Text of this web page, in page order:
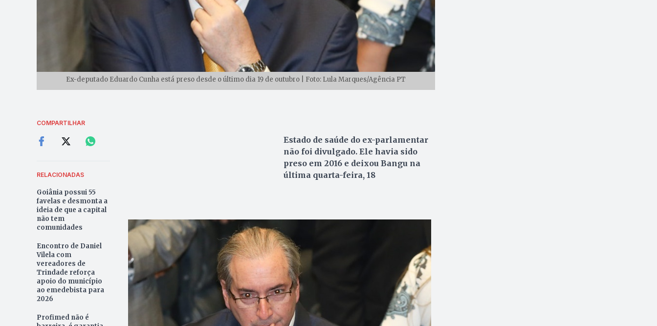
Ex-deputado Eduardo Cunha está preso desde o último dia 19 de outubro | Foto: Lula Marques/Agência PT
COMPARTILHAR
RELACIONADAS
Goiânia possui 55
favelas e desmonta a
ideia de que a capital
não tem
comunidades
Encontro de Daniel
Vilela com
vereadores de
Trindade reforça
apoio do município
ao emedebista para
2026
Profimed não é
Estado de saúde do ex-parlamentar
não foi divulgado. Ele havia sido
preso em 2016 e deixou Bangu na
última quarta-feira, 18